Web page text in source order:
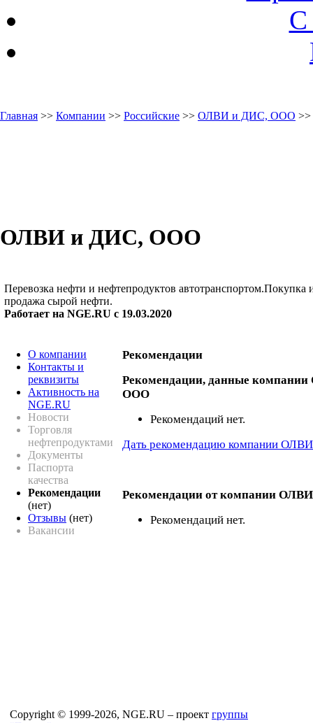
С
Главная >> Компании >> Российские >> ОЛВИ и ДИС, ООО >>
ОЛВИ и ДИС, ООО
Перевозка нефти и нефтепродуктов автотранспортом.Покупка
продажа сырой нефти.
Работает на NGE.RU с 19.03.2020
О компании
Контакты и
реквизиты
Активность на
NGE.RU
Новости
Торговля
нефтепродуктами
Документы
Паспорта
качества
Рекомендации
(нет)
Отзывы (нет)
Вакансии
Рекомендации
Рекомендации, данные
ООО
Рекомендаций нет.
Дать рекомендацию компании
Рекомендации от компании
Рекомендаций нет.
Copyright © 1999-2026, NGE.RU – проект группы